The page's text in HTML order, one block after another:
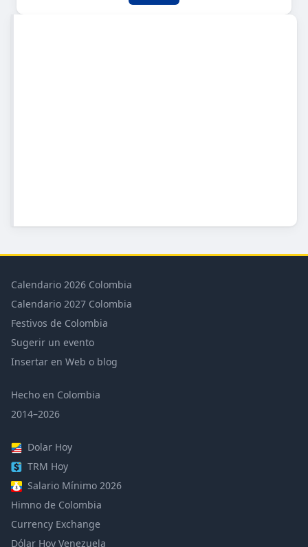
Calendario 2026 Colombia
Calendario 2027 Colombia
Festivos de Colombia
Sugerir un evento
Insertar en Web o blog
Hecho en Colombia
2014–2026
Dolar Hoy
TRM Hoy
Salario Mínimo 2026
Himno de Colombia
Currency Exchange
Dólar Hoy Venezuela